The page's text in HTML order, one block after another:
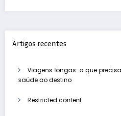
Artigos recentes
Viagens longas: o que
saúde ao destino
Restricted content